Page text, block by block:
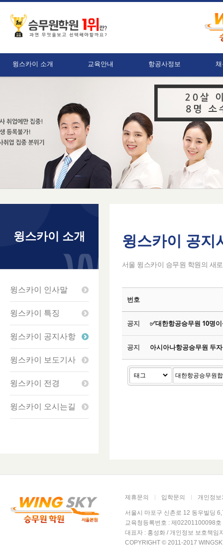
윙스카이 소개 교육안내 항공사정보
윙스카이 소개
윙스카이 인사말
윙스카이 특징
윙스카이 공지사항
윙스카이 보도기사
윙스카이 전경
윙스카이 오시는길
윙스카이 공지
서울 윙스카이 승무원 학원의 새
번호
공지 ✅대한항공승무원 10명
공지 아시아나항공승무원 두
제휴문의 입학문의 개인정보
서울시 마포구 신촌로 12 동우빌딩
교육청등록번호 : 제02201100098
대표자 : 홍성화 / 개인정보 보호책임
COPYRIGHT © 2011-2017